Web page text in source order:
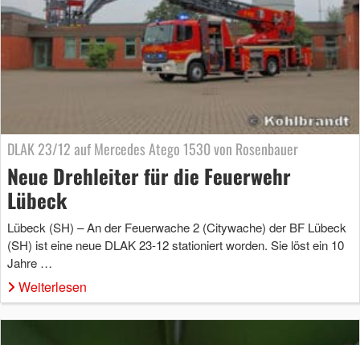
DLAK 23/12 auf Mercedes Atego 1530 von Rosenbauer
Neue Drehleiter für die Feuerwehr
Lübeck
Lübeck (SH) – An der Feuerwache 2 (Citywache) der BF Lübeck
(SH) ist eine neue DLAK 23-12 stationiert worden. Sie löst ein 10
Jahre …
Weiterlesen